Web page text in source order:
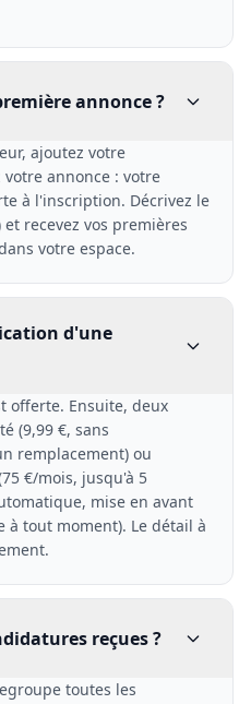
annonce ?
ajoutez votre
annonce : votre
à l'inscription. Décrivez le
recevez vos premières
votre espace.
d'une
offerte. Ensuite, deux
(9,99 €, sans
remplacement) ou
€/mois, jusqu'à 5
mise en avant
tout moment). Le détail à
reçues ?
toutes les